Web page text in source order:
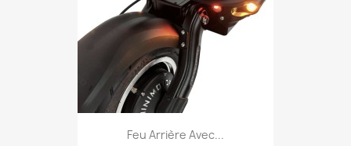
Feu Arrière Avec...